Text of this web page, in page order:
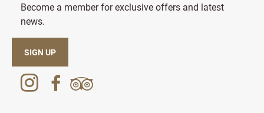
Become a member for exclusive offers and latest
news.
SIGN UP